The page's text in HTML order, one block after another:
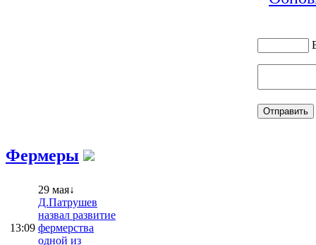
Фермеры
13:09
29 мая↓
Д.Патрушев
назвал развитие
фермерства
одной из